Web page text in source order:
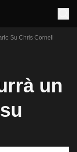
Su Chris Cornell
un